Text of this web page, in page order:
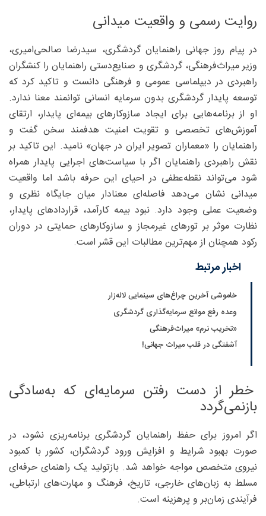
روایت رسمی و واقعیت میدانی
در پیام روز جهانی راهنمایان گردشگری، سیدرضا صالحی‌امیری،
وزیر میراث‌فرهنگی، گردشگری و صنایع‌دستی راهنمایان را کنشگران
راهبردی در دیپلماسی عمومی و فرهنگی دانست و تاکید کرد که
توسعه پایدار گردشگری بدون سرمایه انسانی توانمند معنا ندارد.
او از برنامه‌هایی برای ایجاد سازوکارهای بیمه‌ای پایدار، ارتقای
آموزش‌های تخصصی و تقویت امنیت هدفمند سخن گفت و
راهنمایان را «معماران تصویر ایران در جهان» نامید. این تاکید بر
نقش راهبردی راهنمایان اگر با سیاست‌های اجرایی پایدار همراه
شود می‌تواند نقطه‌عطفی در احیای این حرفه باشد اما واقعیت
میدانی نشان می‌دهد فاصله‌ای معنادار میان جایگاه نظری و
وضعیت عملی وجود دارد. نبود بیمه کارآمد، قراردادهای پایدار،
نظارت موثر بر تورهای غیرمجاز و سازوکارهای حمایتی در دوران
رکود همچنان از مهم‌ترین مطالبات این قشر است.
اخبار مرتبط
خاموشی آخرین چراغ‌های سینمایی لاله‌زار
وعده رفع موانع سرمایه‌گذاری گردشگری
«تخریب نرم» میراث‌فرهنگی
آشفتگی در قلب میراث جهانی!
خطر از دست رفتن سرمایه‌ای که به‌سادگی
بازنمی‌گردد
اگر امروز برای حفظ راهنمایان گردشگری برنامه‌ریزی نشود، در
صورت بهبود شرایط و افزایش ورود گردشگران، کشور با کمبود
نیروی متخصص مواجه خواهد شد. بازتولید یک راهنمای حرفه‌ای
مسلط به زبان‌های خارجی، تاریخ، فرهنگ و مهارت‌های ارتباطی،
فرآیندی زمان‌بر و پرهزینه است.